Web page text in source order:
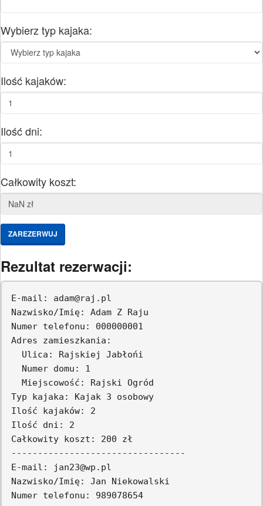
Wybierz typ kajaka:
Ilość kajaków:
Ilość dni:
Całkowity koszt:
ZAREZERWUJ
Rezultat rezerwacji:
E-mail: adam@raj.pl
Nazwisko/Imię: Adam Z Raju
Numer telefonu: 000000001
Adres zamieszkania:
  Ulica: Rajskiej Jabłońi
  Numer domu: 1
  Miejscowość: Rajski Ogród
Typ kajaka: Kajak 3 osobowy
Ilość kajaków: 2
Ilość dni: 2
Całkowity koszt: 200 zł
---------------------------------
E-mail: jan23@wp.pl
Nazwisko/Imię: Jan Niekowalski
Numer telefonu: 989078654